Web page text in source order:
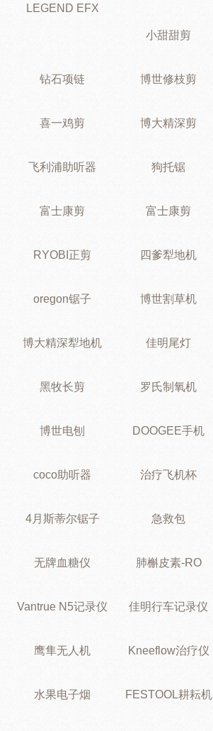
LEGEND EFX
小甜甜剪
钻石项链 博世修枝剪
喜一鸡剪 博大精深剪
飞利浦助听器 狗托锯
富士康剪 富士康剪
RYOBI正剪 四爹犁地机
oregon锯子 博世割草机
博大精深犁地机 佳明尾灯
黑牧长剪 罗氏制氧机
博世电刨 DOOGEE手机
coco助听器 治疗飞机杯
4月斯蒂尔锯子 急救包
无牌血糖仪 肺槲皮素-RO
Vantrue N5记录仪 佳明行车记录仪
鹰隼无人机 Kneeflow治疗仪
水果电子烟 FESTOOL耕耘机